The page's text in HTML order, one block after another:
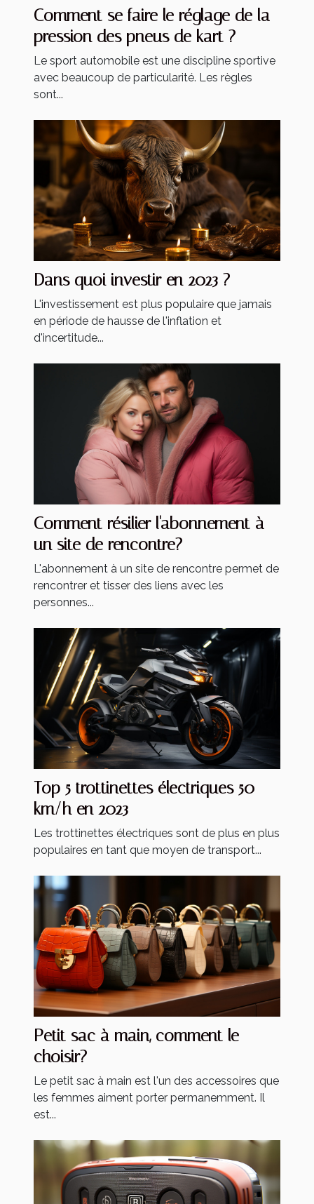
Comment se faire le réglage de la
pression des pneus de kart ?
Le sport automobile est une discipline sportive
avec beaucoup de particularité. Les règles
sont...
Dans quoi investir en 2023 ?
L'investissement est plus populaire que jamais
en période de hausse de l'inflation et
d'incertitude...
Comment résilier l'abonnement à
un site de rencontre?
L'abonnement à un site de rencontre permet de
rencontrer et tisser des liens avec les
personnes...
Top 5 trottinettes électriques 50
km/h en 2023
Les trottinettes électriques sont de plus en plus
populaires en tant que moyen de transport...
Petit sac à main, comment le
choisir?
Le petit sac à main est l'un des accessoires que
les femmes aiment porter permanemment. Il
est...